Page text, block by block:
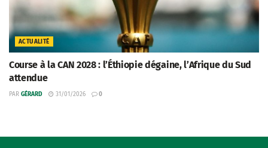
ACTUALITÉ
Course à la CAN 2028 : l’Éthiopie dégaine, l’Afrique du Sud
attendue
PAR GÉRARD 31/01/2026 0